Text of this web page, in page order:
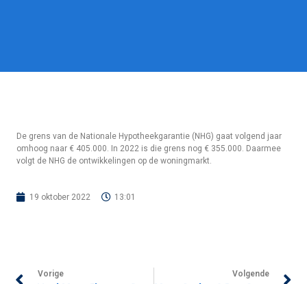
De grens van de Nationale Hypotheekgarantie (NHG) gaat volgend jaar
omhoog naar € 405.000. In 2022 is die grens nog € 355.000. Daarmee
volgt de NHG de ontwikkelingen op de woningmarkt.
19 oktober 2022 13:01
Vorige Volgende